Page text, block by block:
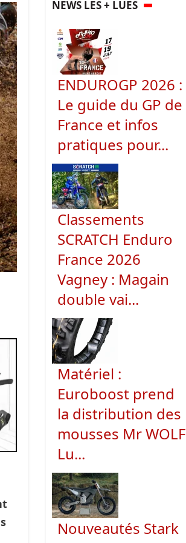
NEWS LES + LUES
ENDUROGP 2026 :
Le guide du GP de
France et infos
pratiques pour...
Classements
SCRATCH Enduro
France 2026
Vagney : Magain
double vai...
Matériel :
Euroboost prend
la distribution des
mousses Mr WOLF
Lu...
Nouveautés Stark